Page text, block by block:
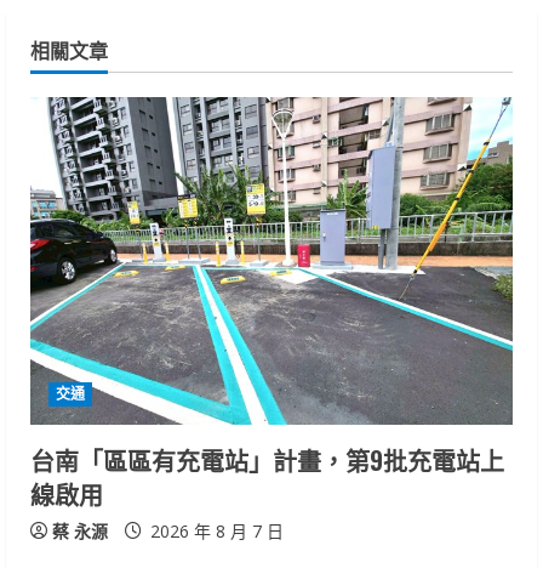
i
n
e
R
e
a
d
i
n
g
相關文章
交通
台南「區區有充電站」計畫，第9批充電站上
線啟用
蔡 永源 2026 年 8 月 7 日